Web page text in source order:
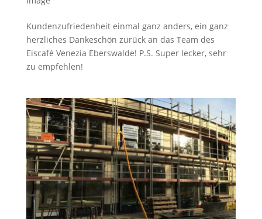
Kundenzufriedenheit einmal ganz anders, ein ganz
herzliches Dankeschön zurück an das Team des
Eiscafé Venezia Eberswalde! P.S. Super lecker, sehr
zu empfehlen!